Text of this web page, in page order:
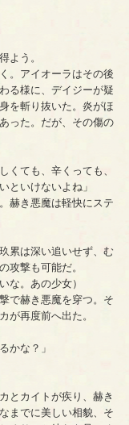
よう。
。アイオーラはその後
る様に、デイジーが疑
を斬り抜いた。炎がほ
った。だが、その傷の
くても、辛くっても、
といけないよね」
赫き悪魔は軽快にステ
累は深い追いせず、む
攻撃も可能だ。
な。あの少女）
で赫き悪魔を穿つ。そ
が再度前へ出た。
かな？」
とカイトが疾り、赫き
までに美しい相貌、そ